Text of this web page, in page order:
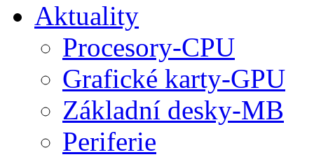
Aktuality
Procesory-CPU
Grafické karty-GPU
Základní desky-MB
Periferie